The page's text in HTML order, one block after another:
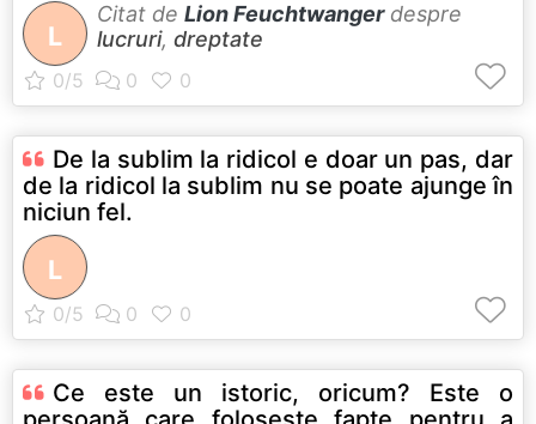
L
Citat de Lion Feuchtwangerdespre
lucruri, dreptate
De la sublim la ridicol e doar un pas, dar
de la ridicol la sublim nu se poate ajunge în
niciun fel.
L
Ce este un istoric, oricum? Este o